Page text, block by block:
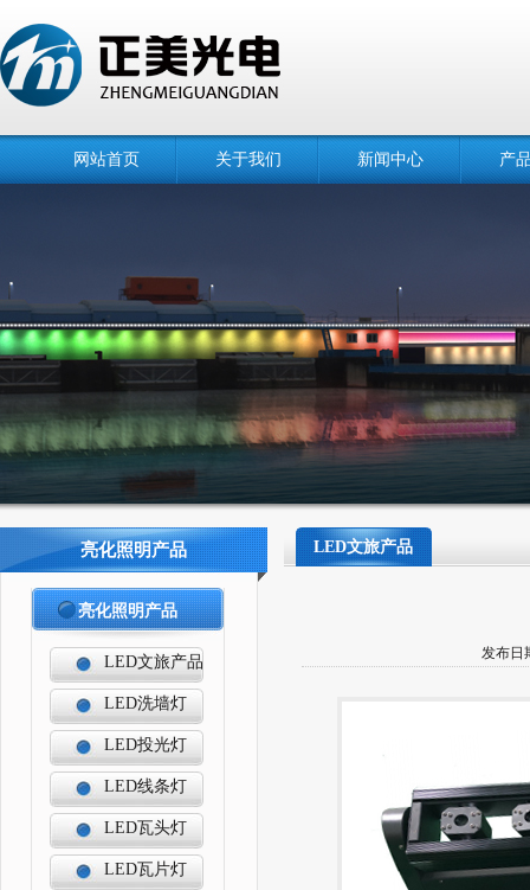
网站首页 关于我们 新闻中心 产
亮化照明产品
亮化照明产品
LED文旅产品
LED洗墙灯
LED投光灯
LED线条灯
LED瓦头灯
LED瓦片灯
LED文旅产品
发布